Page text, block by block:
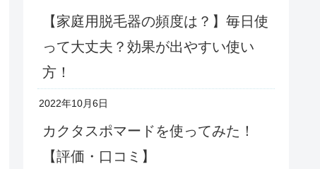
【家庭用脱毛器の頻度は？】毎日使
って大丈夫？効果が出やすい使い
方！
2022年10月6日
カクタスポマードを使ってみた！
【評価・口コミ】